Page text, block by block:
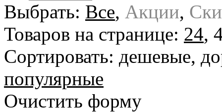
Выбрать: Все, Акции,
Товаров на странице: 24,
Сортировать: дешевые,
популярные
Очистить форму